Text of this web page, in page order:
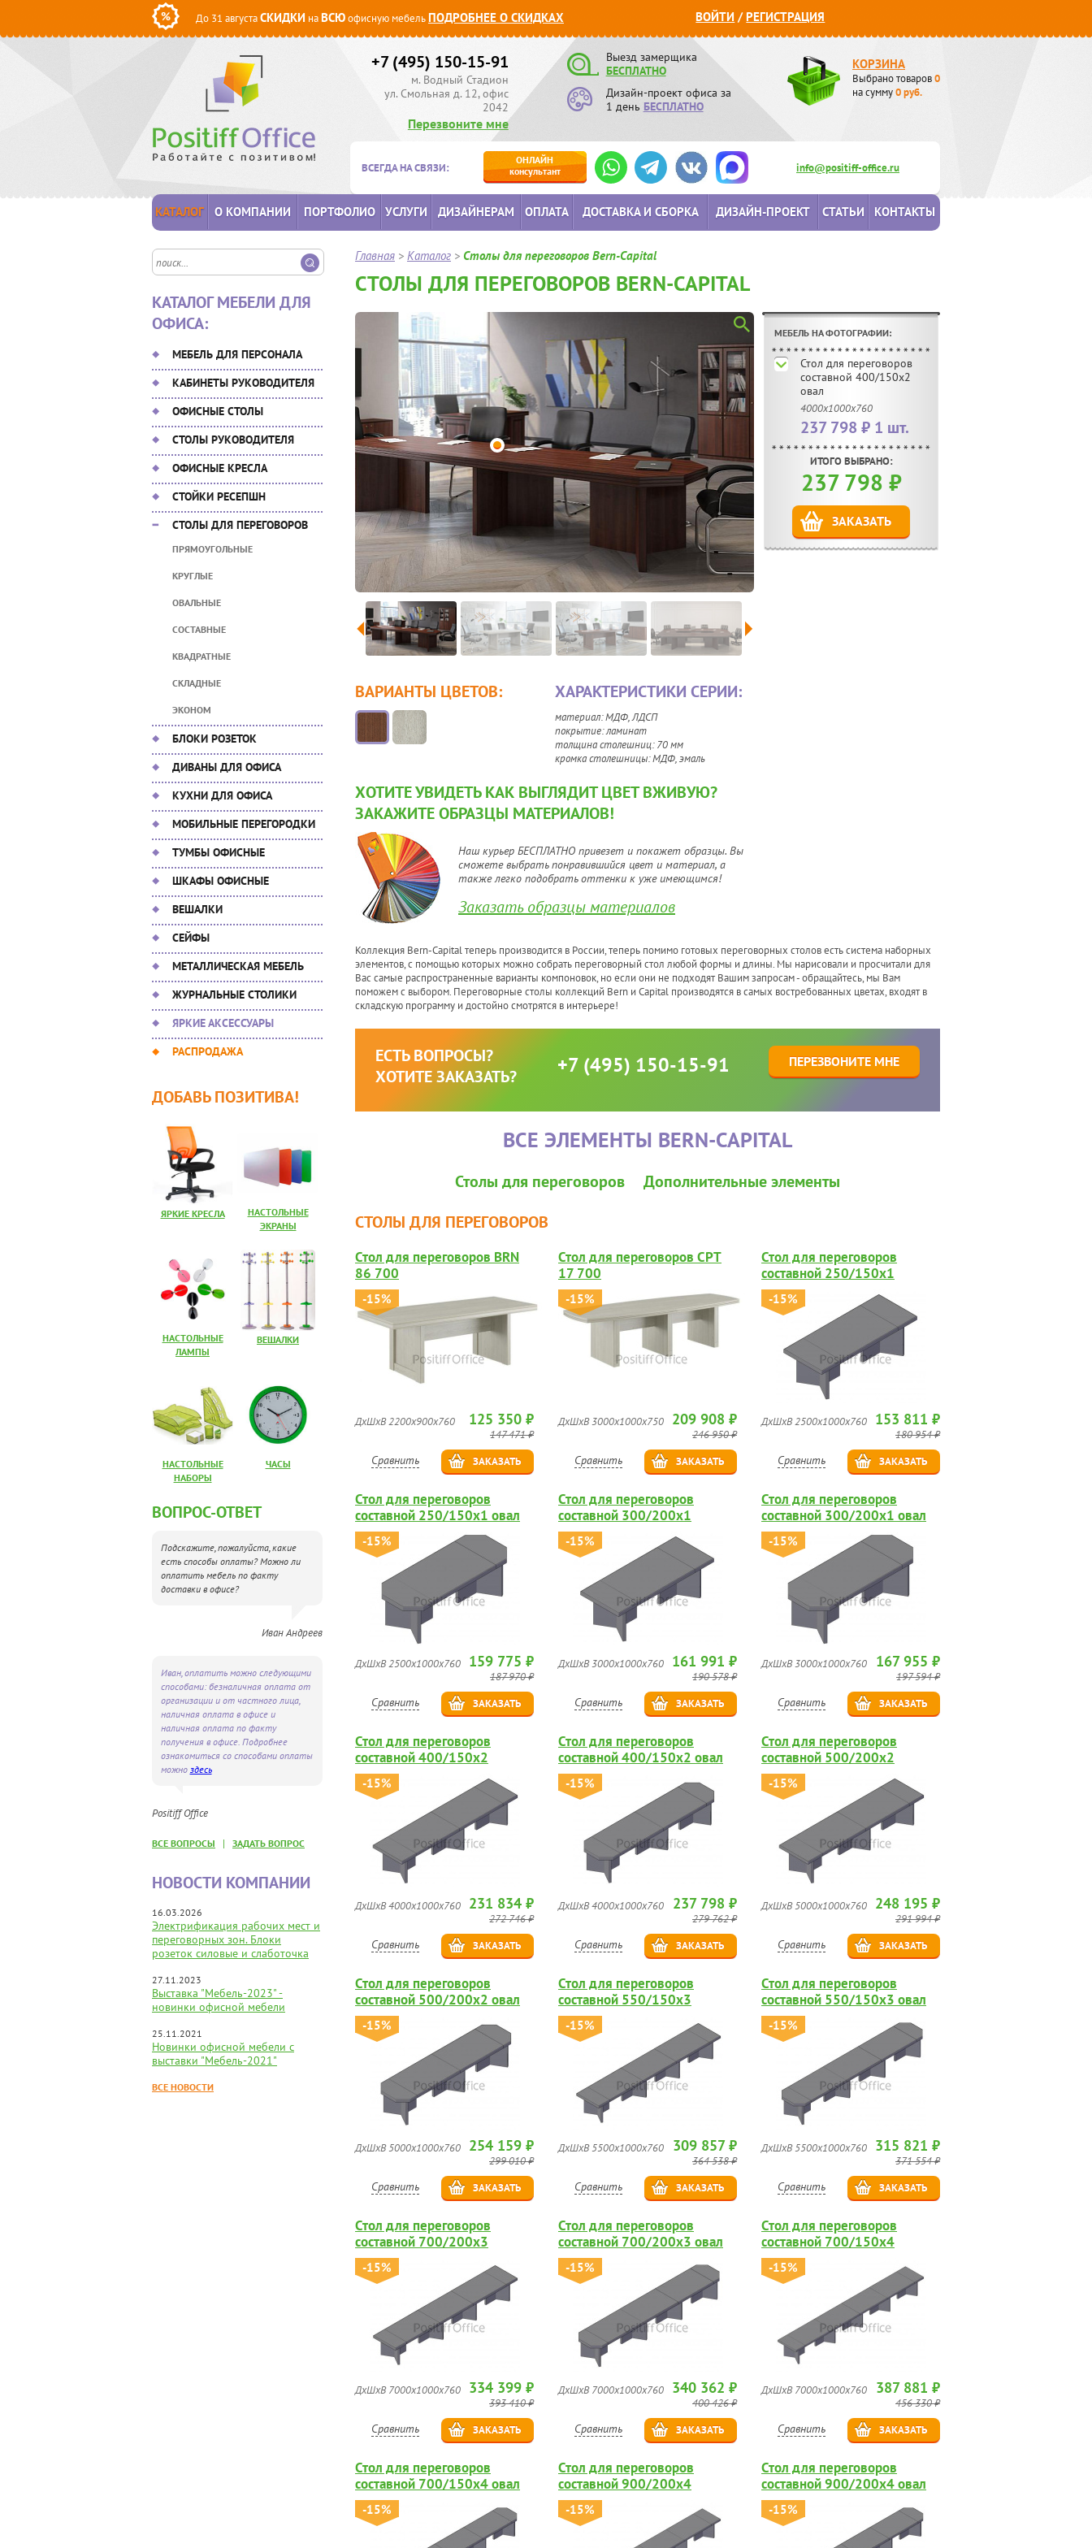
До 31 августаСКИДКИ наВСЮофисную мебельПОДРОБНЕЕ О СКИДКАХ ВОЙТИ /РЕГИСТРАЦИЯ
+7 (495) 150-15-91
м. Водный Стадион
ул. Смольная д. 12, офис
2042
Перезвоните мне
Выезд замерщика
БЕСПЛАТНО
Дизайн-проект офиса за
1 день БЕСПЛАТНО
КОРЗИНА
Выбрано товаров0
на сумму0руб.
ВСЕГДА НА СВЯЗИ:
ОНЛАЙН
консультант
info@positiff-office.ru
КАТАЛОГ О КОМПАНИИ ПОРТФОЛИО УСЛУГИ ДИЗАЙНЕРАМ ОПЛАТА ДОСТАВКА И СБОРКА ДИЗАЙН-ПРОЕКТ СТАТЬИ КОНТАКТЫ
КАТАЛОГ МЕБЕЛИ ДЛЯ
ОФИСА:
МЕБЕЛЬ ДЛЯ ПЕРСОНАЛА
КАБИНЕТЫ РУКОВОДИТЕЛЯ
ОФИСНЫЕ СТОЛЫ
СТОЛЫ РУКОВОДИТЕЛЯ
ОФИСНЫЕ КРЕСЛА
СТОЙКИ РЕСЕПШН
СТОЛЫ ДЛЯ ПЕРЕГОВОРОВ
ПРЯМОУГОЛЬНЫЕ
КРУГЛЫЕ
ОВАЛЬНЫЕ
СОСТАВНЫЕ
КВАДРАТНЫЕ
СКЛАДНЫЕ
ЭКОНОМ
БЛОКИ РОЗЕТОК
ДИВАНЫ ДЛЯ ОФИСА
КУХНИ ДЛЯ ОФИСА
МОБИЛЬНЫЕ ПЕРЕГОРОДКИ
ТУМБЫ ОФИСНЫЕ
ШКАФЫ ОФИСНЫЕ
ВЕШАЛКИ
СЕЙФЫ
МЕТАЛЛИЧЕСКАЯ МЕБЕЛЬ
ЖУРНАЛЬНЫЕ СТОЛИКИ
ЯРКИЕ АКСЕССУАРЫ
РАСПРОДАЖА
ДОБАВЬ ПОЗИТИВА!
ЯРКИЕ КРЕСЛА
НАСТОЛЬНЫЕ
ЭКРАНЫ
НАСТОЛЬНЫЕ
ЛАМПЫ
ВЕШАЛКИ
НАСТОЛЬНЫЕ
НАБОРЫ
ЧАСЫ
ВОПРОС-ОТВЕТ
Подскажите, пожалуйста, какие
есть способы оплаты? Можно ли
оплатить мебель по факту
доставки в офисе?
Иван Андреев
Иван, оплатить можно следующими
способами: безналичная оплата от
организации и от частного лица,
наличная оплата в офисе и
наличная оплата по факту
получения в офисе. Подробнее
ознакомиться со способами оплаты
можно здесь
Positiff Office
ВСЕ ВОПРОСЫ | ЗАДАТЬ ВОПРОС
НОВОСТИ КОМПАНИИ
16.03.2026
Электрификация рабочих мест и
переговорных зон. Блоки
розеток силовые и слаботочка
27.11.2023
Выставка "Мебель-2023" -
новинки офисной мебели
25.11.2021
Новинки офисной мебели с
выставки "Мебель-2021"
ВСЕ НОВОСТИ
Главная > Каталог > Столы для переговоров Bern-Capital
СТОЛЫ ДЛЯ ПЕРЕГОВОРОВ BERN-CAPITAL
МЕБЕЛЬ НА ФОТОГРАФИИ:
Стол для переговоров
составной 400/150х2
овал
4000х1000х760
237 798 ₽ 1 шт.
ИТОГО ВЫБРАНО:
237 798 ₽
ЗАКАЗАТЬ
ВАРИАНТЫ ЦВЕТОВ: ХАРАКТЕРИСТИКИ СЕРИИ:
материал: МДФ, ЛДСП
покрытие: ламинат
толщина столешниц: 70 мм
кромка столешницы: МДФ, эмаль
ХОТИТЕ УВИДЕТЬ КАК ВЫГЛЯДИТ ЦВЕТ ВЖИВУЮ?
ЗАКАЖИТЕ ОБРАЗЦЫ МАТЕРИАЛОВ!
Наш курьер БЕСПЛАТНО привезет и покажет образцы. Вы
сможете выбрать понравившийся цвет и материал, а
также легко подобрать оттенки к уже имеющимся!
Заказать образцы материалов
Коллекция Bern-Capital теперь производится в России, теперь помимо готовых переговорных столов есть система наборных
элементов, с помощью которых можно собрать переговорный стол любой формы и длины. Мы нарисовали и просчитали для
Вас самые распространенные варианты компоновок, но если они не подходят Вашим запросам - обращайтесь, мы Вам
поможем с выбором. Переговорные столы коллекций Bern и Capital производятся в самых востребованных цветах, входят в
складскую программу и достойно смотрятся в интерьере!
ЕСТЬ ВОПРОСЫ?
ХОТИТЕ ЗАКАЗАТЬ?
+7 (495) 150-15-91 ПЕРЕЗВОНИТЕ МНЕ
ВСЕ ЭЛЕМЕНТЫ BERN-CAPITAL
Столы для переговоров
Дополнительные элементы
СТОЛЫ ДЛЯ ПЕРЕГОВОРОВ
Стол для переговоров BRN
86 700
-15%
ДхШхВ 2200х900х760 125 350 ₽
147 471 ₽
Сравнить ЗАКАЗАТЬ
Стол для переговоров CPT
17 700
-15%
ДхШхВ 3000х1000х750 209 908 ₽
246 950 ₽
Сравнить ЗАКАЗАТЬ
Стол для переговоров
составной 250/150х1
-15%
ДхШхВ 2500х1000х760 153 811 ₽
180 954 ₽
Сравнить ЗАКАЗАТЬ
Стол для переговоров
составной 250/150х1 овал
-15%
ДхШхВ 2500х1000х760 159 775 ₽
187 970 ₽
Сравнить ЗАКАЗАТЬ
Стол для переговоров
составной 300/200х1
-15%
ДхШхВ 3000х1000х760 161 991 ₽
190 578 ₽
Сравнить ЗАКАЗАТЬ
Стол для переговоров
составной 300/200х1 овал
-15%
ДхШхВ 3000х1000х760 167 955 ₽
197 594 ₽
Сравнить ЗАКАЗАТЬ
Стол для переговоров
составной 400/150х2
-15%
ДхШхВ 4000х1000х760 231 834 ₽
272 746 ₽
Сравнить ЗАКАЗАТЬ
Стол для переговоров
составной 400/150х2 овал
-15%
ДхШхВ 4000х1000х760 237 798 ₽
279 762 ₽
Сравнить ЗАКАЗАТЬ
Стол для переговоров
составной 500/200х2
-15%
ДхШхВ 5000х1000х760 248 195 ₽
291 994 ₽
Сравнить ЗАКАЗАТЬ
Стол для переговоров
составной 500/200х2 овал
-15%
ДхШхВ 5000х1000х760 254 159 ₽
299 010 ₽
Сравнить ЗАКАЗАТЬ
Стол для переговоров
составной 550/150х3
-15%
ДхШхВ 5500х1000х760 309 857 ₽
364 538 ₽
Сравнить ЗАКАЗАТЬ
Стол для переговоров
составной 550/150х3 овал
-15%
ДхШхВ 5500х1000х760 315 821 ₽
371 554 ₽
Сравнить ЗАКАЗАТЬ
Стол для переговоров
составной 700/200х3
-15%
ДхШхВ 7000х1000х760 334 399 ₽
393 410 ₽
Сравнить ЗАКАЗАТЬ
Стол для переговоров
составной 700/200х3 овал
-15%
ДхШхВ 7000х1000х760 340 362 ₽
400 426 ₽
Сравнить ЗАКАЗАТЬ
Стол для переговоров
составной 700/150х4
-15%
ДхШхВ 7000х1000х760 387 881 ₽
456 330 ₽
Сравнить ЗАКАЗАТЬ
Стол для переговоров
составной 700/150х4 овал
-15%
Стол для переговоров
составной 900/200х4
-15%
Стол для переговоров
составной 900/200х4 овал
-15%